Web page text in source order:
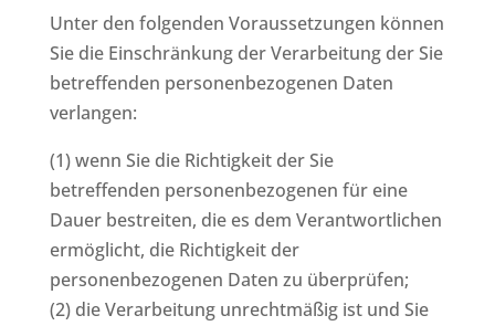
Unter den folgenden Voraussetzungen können
Sie die Einschränkung der Verarbeitung der Sie
betreffenden personenbezogenen Daten
verlangen:
(1) wenn Sie die Richtigkeit der Sie
betreffenden personenbezogenen für eine
Dauer bestreiten, die es dem Verantwortlichen
ermöglicht, die Richtigkeit der
personenbezogenen Daten zu überprüfen;
(2) die Verarbeitung unrechtmäßig ist und Sie